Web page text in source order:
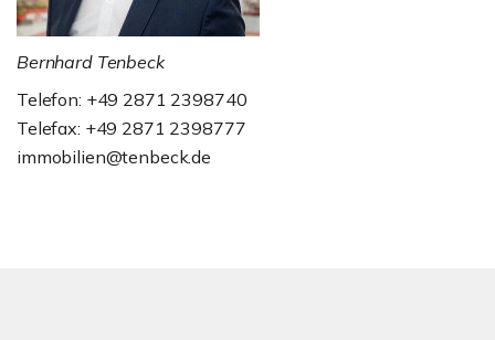
Bernhard Tenbeck
Telefon: +49 2871 2398740
Telefax: +49 2871 2398777
immobilien@tenbeck.de